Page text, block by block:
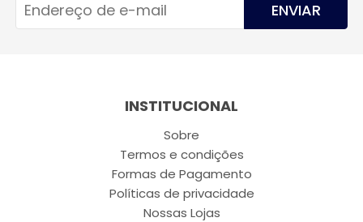
ENVIAR
INSTITUCIONAL
Sobre
Termos e condições
Formas de Pagamento
Políticas de privacidade
Nossas Lojas